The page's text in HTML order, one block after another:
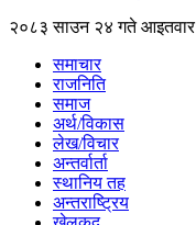
२०८३ साउन २४ गते आइतवार
समाचार
राजनिति
समाज
अर्थ/विकास
लेख/विचार
अन्तर्वार्ता
स्थानिय तह
अन्तराष्ट्रिय